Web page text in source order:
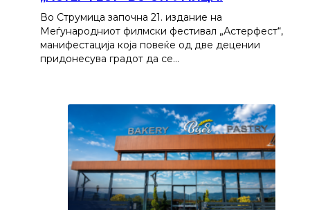
Во Струмица започна 21. издание на
Меѓународниот филмски фестивал „Астерфест“,
манифестација која повеќе од две децении
придонесува градот да се…